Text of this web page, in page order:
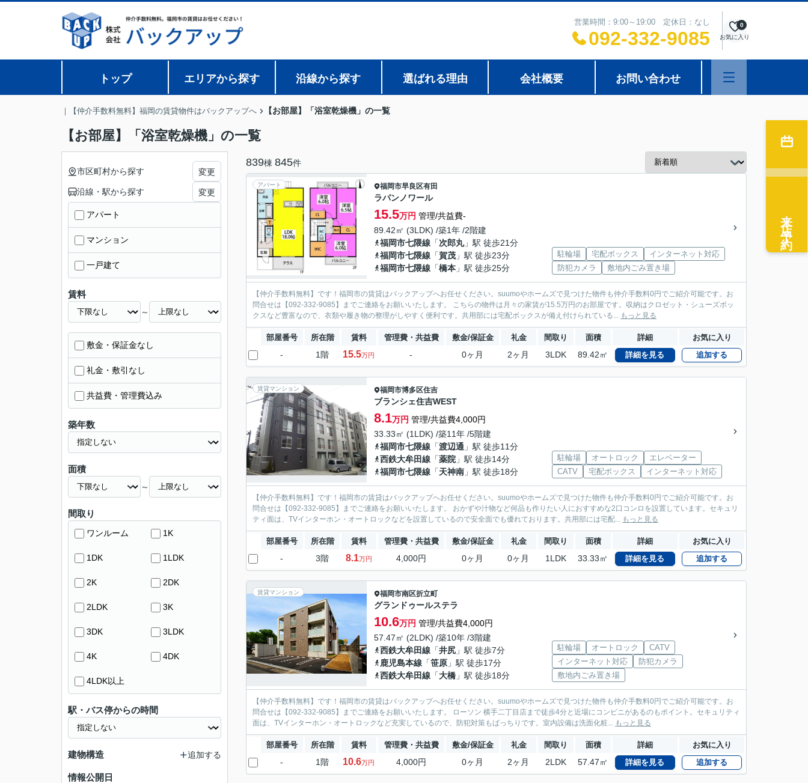
営業時間：9:00～19:00 定休日：なし
092-332-9085 お気に入り
0
トップ エリアから探す 沿線から探す 選ばれる理由 会社概要 お問い合わせ
｜【仲介手数料無料】福岡の賃貸物件はバックアップへ 【お部屋】「浴室乾燥機」の一覧
【お部屋】「浴室乾燥機」の一覧
839棟 845件
アパート 福岡市早良区有田
ラパンノワール
15.5万円 管理/共益費-
89.42㎡ (3LDK) /築1年 /2階建
福岡市七隈線 「次郎丸」駅 徒歩21分
福岡市七隈線 「賀茂 」駅 徒歩23分
福岡市七隈線 「橋本 」駅 徒歩25分
駐輪場 宅配ボックス
インターネット対応
防犯カメラ
敷地内ごみ置き場
【仲介手数料無料】です！福岡市の賃貸はバックアップへお任せください。suumoやホームズで見つけた物件も仲介手数料0円でご紹介可能です。お
問合せは【092-332-9085】までご連絡をお願いいたします。 こちらの物件は月々の家賃が15.5万円のお部屋です。収納はクロゼット・シューズボッ
クスなど豊富なので、衣類や履き物の整理がしやすく便利です。共用部には宅配ボックスが備え付けられている... もっと見る
部屋番号 所在階 賃料 管理費・共益費 敷金/保証金 礼金 間取り 面積 詳細 お気に入り
- 1階 15.5万円 - 0ヶ月 2ヶ月 3LDK 89.42㎡ 詳細を見る 追加する
賃貸マンション 福岡市博多区住吉
ブランシェ住吉WEST
8.1万円 管理/共益費4,000円
33.33㎡ (1LDK) /築11年 /5階建
福岡市七隈線 「渡辺通 」駅 徒歩11分
西鉄大牟田線 「薬院 」駅 徒歩14分
福岡市七隈線 「天神南 」駅 徒歩18分
駐輪場 オートロック
エレベーター
CATV
宅配ボックス インターネット対応
【仲介手数料無料】です！福岡市の賃貸はバックアップへお任せください。suumoやホームズで見つけた物件も仲介手数料0円でご紹介可能です。お
問合せは【092-332-9085】までご連絡をお願いいたします。 おかずや汁物など何品も作りたい人におすすめな2口コンロを設置しています。セキュリ
ティ面は、TVインターホン・オートロックなどを設置しているので安全面でも優れております。共用部には宅配... もっと見る
部屋番号 所在階 賃料 管理費・共益費 敷金/保証金 礼金 間取り 面積 詳細 お気に入り
- 3階 8.1万円 4,000円 0ヶ月 0ヶ月 1LDK 33.33㎡ 詳細を見る 追加する
賃貸マンション 福岡市南区折立町
グランドゥールステラ
10.6万円 管理/共益費4,000円
57.47㎡ (2LDK) /築10年 /3階建
西鉄大牟田線 「井尻 」駅 徒歩7分
鹿児島本線 「笹原 」駅 徒歩17分
西鉄大牟田線 「大橋 」駅 徒歩18分
駐輪場 オートロック
CATV
インターネット対応
防犯カメラ
敷地内ごみ置き場
【仲介手数料無料】です！福岡市の賃貸はバックアップへお任せください。suumoやホームズで見つけた物件も仲介手数料0円でご紹介可能です。お
問合せは【092-332-9085】までご連絡をお願いいたします。 ローソン 横手二丁目店まで徒歩4分と近場にコンビニがあるのもポイント。セキュリティ
面は、TVインターホン・オートロックなど充実しているので、防犯対策もばっちりです。室内設備は洗面化粧... もっと見る
部屋番号 所在階 賃料 管理費・共益費 敷金/保証金 礼金 間取り 面積 詳細 お気に入り
- 1階 10.6万円 4,000円 0ヶ月 2ヶ月 2LDK 57.47㎡ 詳細を見る 追加する
市区町村から探す 変更
沿線・駅から探す 変更
アパート
マンション
一戸建て
賃料
～
敷金・保証金なし
礼金・敷引なし
共益費・管理費込み
築年数
面積
～
間取り
ワンルーム 1K
1DK 1LDK
2K 2DK
2LDK 3K
3DK 3LDK
4K 4DK
4LDK以上
駅・バス停からの時間
建物構造 追加する
情報公開日
来店予約